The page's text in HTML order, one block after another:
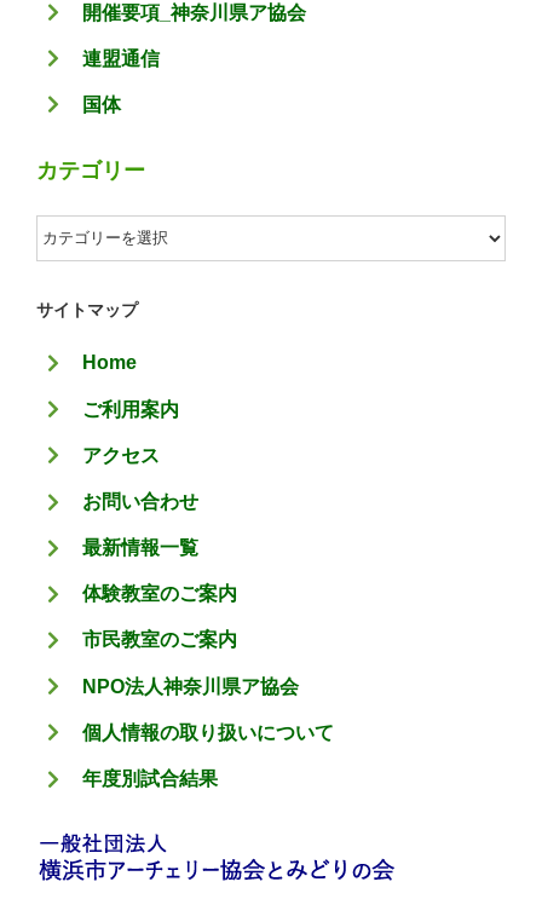
開催要項_神奈川県ア協会
連盟通信
国体
カテゴリー
カ
テ
ゴ
ー
サイトマップ
Home
ご利用案内
アクセス
お問い合わせ
最新情報一覧
体験教室のご案内
市民教室のご案内
NPO法人神奈川県ア協会
個人情報の取り扱いについて
年度別試合結果